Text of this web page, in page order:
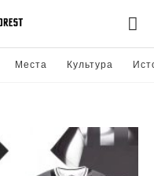
Места Культура